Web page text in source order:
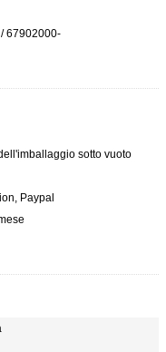
67902000-
sotto vuoto
Paypal